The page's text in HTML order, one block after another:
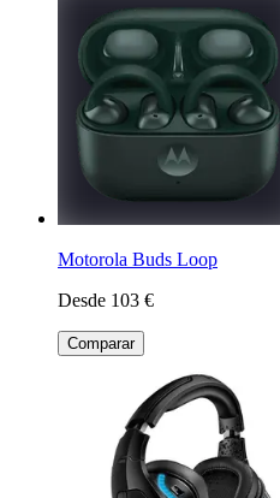
Motorola Buds Loop
Desde 103 €
Comparar